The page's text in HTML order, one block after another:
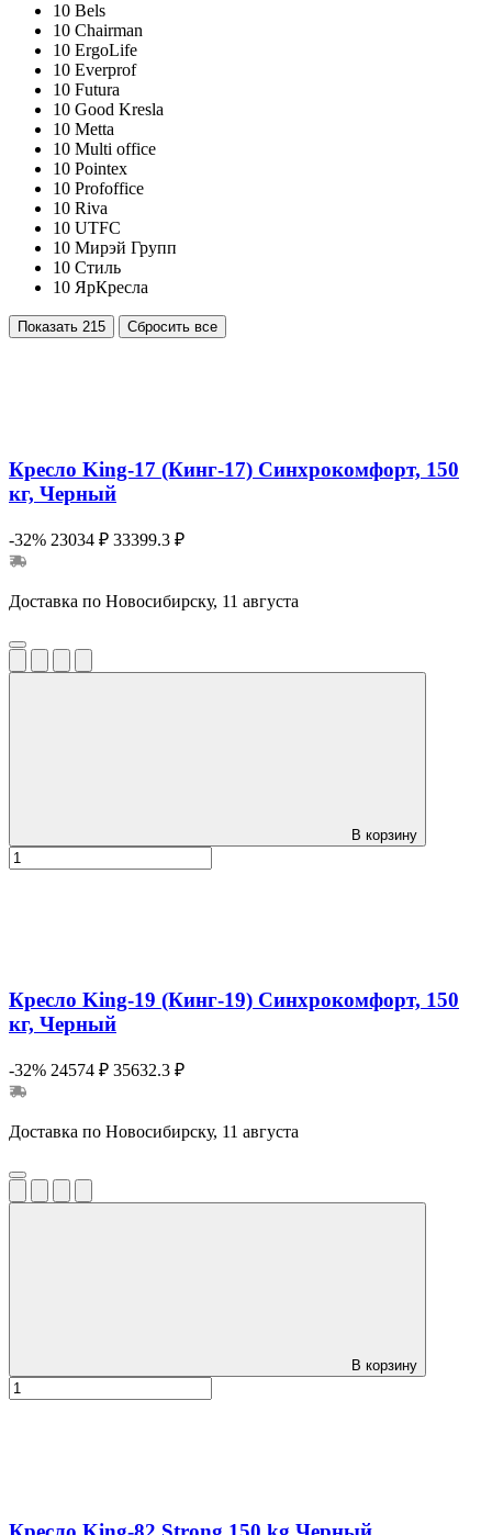
10 Bels
10 Chairman
10 ErgoLife
10 Everprof
10 Futura
10 Good Kresla
10 Metta
10 Multi office
10 Pointex
10 Profoffice
10 Riva
10 UTFC
10 Мирэй Групп
10 Стиль
10 ЯрКресла
Показать 215 Сбросить все
Кресло King-17 (Кинг-17) Синхрокомфорт, 150
кг, Черный
-32% 23034 ₽ 33399.3 ₽
Доставка по Новосибирску, 11 августа
В корзину
Кресло King-19 (Кинг-19) Синхрокомфорт, 150
кг, Черный
-32% 24574 ₽ 35632.3 ₽
Доставка по Новосибирску, 11 августа
В корзину